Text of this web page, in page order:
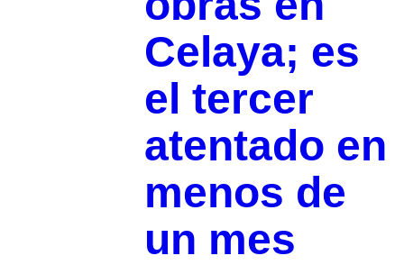
Celaya; es
el tercer
atentado en
menos de
un mes